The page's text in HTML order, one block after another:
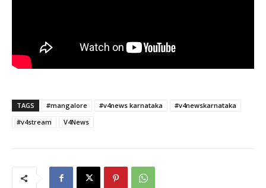
TAGS #mangalore #v4news karnataka
#v4newskarnataka
#v4stream
V4News